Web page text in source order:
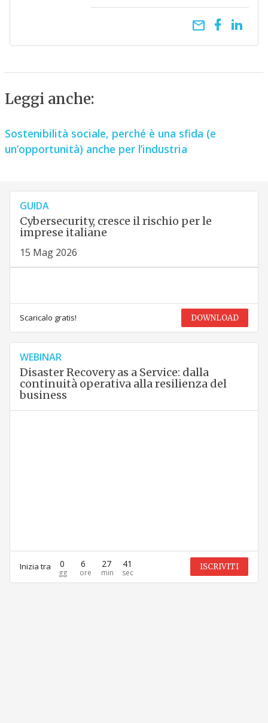
email
Leggi anche:
Sostenibilità sociale, perché è una sfida (e
un’opportunità) anche per l’industria
GUIDA
Cybersecurity, cresce il rischio per le
imprese italiane
15 Mag 2026